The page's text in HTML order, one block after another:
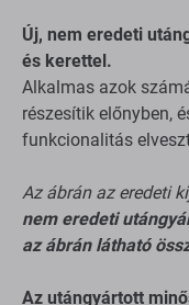
Új, nem eredeti
és kerettel.
Alkalmas azok
részesítik előnyben,
funkcionalitás
Az ábrán az eredeti
nem eredeti
az ábrán látható
Az utángyártott